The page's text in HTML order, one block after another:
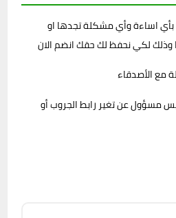
بأي اساءة وأي مشكلة تجدها او
وذلك لكي نحفظ لك حقك انضم الان
مع الأصدقاء
مسؤول عن تغير رابط الجروب أو